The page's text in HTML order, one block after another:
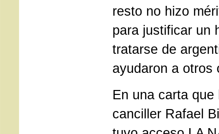
resto no hizo
para justificar un
tratarse de
ayudaron a otros
En una carta
canciller Rafael